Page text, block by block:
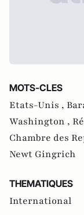
MOTS-CLES
Etats-Unis ,
Washington ,
Chambre des
Newt Gingrich
THEMATIQUES
International